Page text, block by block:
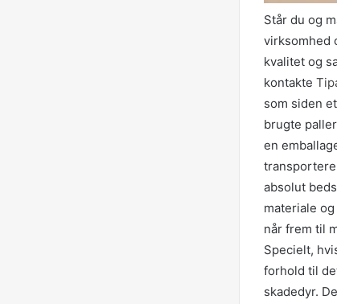
Står du og
virksomhed
kvalitet og
kontakte
som siden
brugte
en
absolut
materiale
når frem til
Specielt,
forhold til
skadedyr.